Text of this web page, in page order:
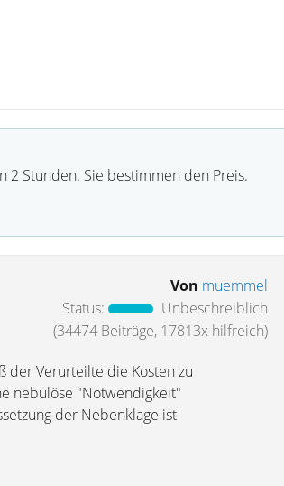
2 Stunden. Sie bestimmen den Preis.
Von muemmel
Status:
Unbeschreiblich
(34474 Beiträge, 17813x hilfreich)
der Verurteilte die Kosten zu
nebulöse "Notwendigkeit"
der Nebenklage ist